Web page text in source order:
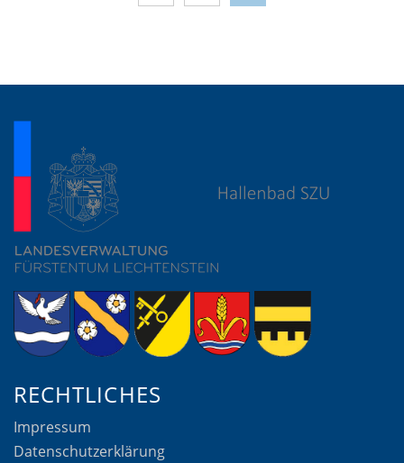
RECHTLICHES
Impressum
Datenschutzerklärung